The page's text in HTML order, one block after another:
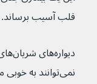
قلب آسیب برساند.
نمی‌توانند به خوبی منبسط شوند تا خون از آنها عبور کند.